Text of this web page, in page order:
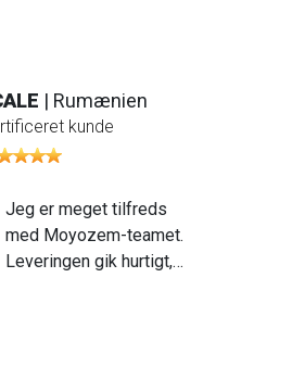
| Rumænien
kunde
Jeg er meget tilfreds
med Moyozem-teamet.
Leveringen gik hurtigt,